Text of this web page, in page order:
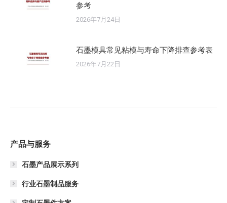
参考
2026年7月24日
石墨模具常见粘模与寿命下降排查参考表
2026年7月22日
产品与服务
石墨产品展示系列
行业石墨制品服务